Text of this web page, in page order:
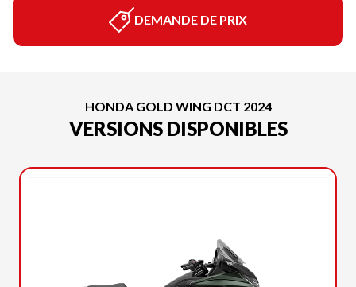
DEMANDE DE PRIX
HONDA GOLD WING DCT 2024
VERSIONS DISPONIBLES